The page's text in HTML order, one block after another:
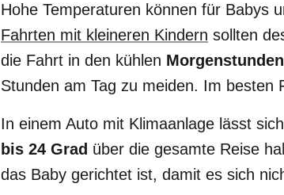
Hohe Temperaturen können für Babys
Fahrten mit kleineren Kindern sollten
die Fahrt in den kühlen Morgenstunden
Stunden am Tag zu meiden. Im besten
In einem Auto mit Klimaanlage lässt
bis 24 Grad über die gesamte Reise
das Baby gerichtet ist, damit es sich